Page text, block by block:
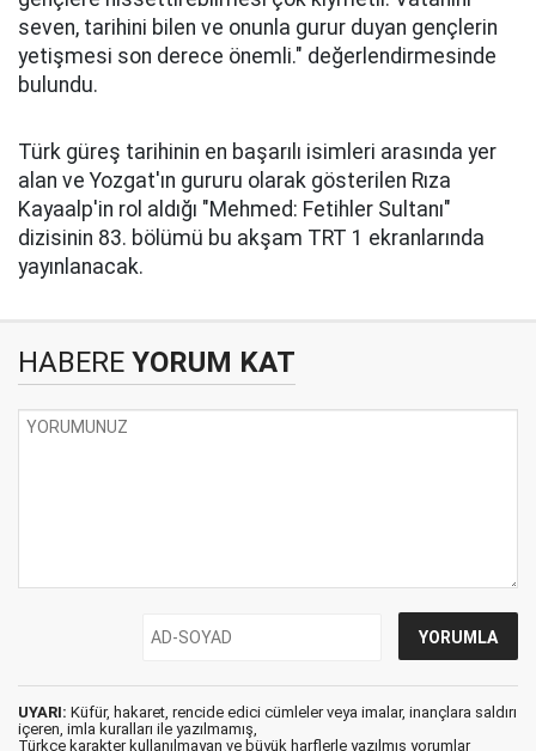
seven, tarihini bilen ve onunla gurur duyan gençlerin
yetişmesi son derece önemli." değerlendirmesinde
bulundu.
Türk güreş tarihinin en başarılı isimleri arasında yer
alan ve Yozgat'ın gururu olarak gösterilen Rıza
Kayaalp'in rol aldığı "Mehmed: Fetihler Sultanı"
dizisinin 83. bölümü bu akşam TRT 1 ekranlarında
yayınlanacak.
HABERE YORUM KAT
UYARI: Küfür, hakaret, rencide edici cümleler veya imalar, inançlara saldırı
içeren, imla kuralları ile yazılmamış,
Türkçe karakter kullanılmayan ve büyük harflerle yazılmış yorumlar